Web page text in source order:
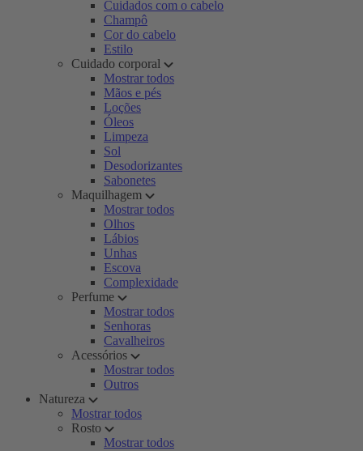
Cuidados com o cabelo
Champô
Cor do cabelo
Estilo
Cuidado corporal
Mostrar todos
Mãos e pés
Loções
Óleos
Limpeza
Sol
Desodorizantes
Sabonetes
Maquilhagem
Mostrar todos
Olhos
Lábios
Unhas
Escova
Complexidade
Perfume
Mostrar todos
Senhoras
Cavalheiros
Acessórios
Mostrar todos
Outros
Natureza
Mostrar todos
Rosto
Mostrar todos